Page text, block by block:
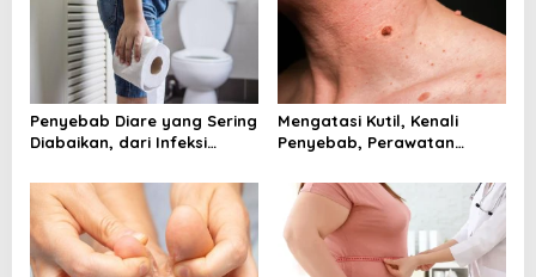
Penyebab Diare yang Sering
Diabaikan, dari Infeksi
Mengatasi Kutil, Kenali
Penyebab, Perawatan
Dokter